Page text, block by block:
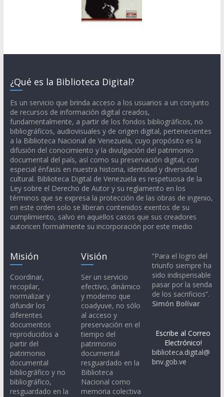
¿Qué es la Biblioteca Digital?
Es un servicio que brinda acceso a los usuarios a un conjunto
de recursos de información digital creados,
fundamentalmente, a partir de los fondos bibliográficos, no
bibliográficos, audiovisuales y de origen digital, pertenecientes
a la Biblioteca Nacional de Venezuela, cuyo propósito es la
difusión del conocimiento y la divulgación del patrimonio
documental del país, así como su preservación digital, con
especial énfasis en nuestra historia, identidad y diversidad
cultural. Biblioteca Digital de Venezuela es respetuosa de la
Ley sobre el Derecho de Autor y su reglamento en los
términos que se expresa la protección de las obras de ingenio,
en este orden solo se liberan contenidos exentos de su
cumplimiento, salvo en aquellos casos que sus creadores
autoricen formalmente su incorporación por este medio
Misión
Coordinar,
recopilar,
normalizar y
difundir los
diferentes
documentos
reproducidos a
partir del
patrimonio
documental
bibliográfico y no
bibliográfico,
resguardado en la
Visión
Ser un servicio
efectivo, dinámico
y moderno que
coadyuve, no sólo
al acceso y
preservación en el
tiempo del
patrimonio
documental
resguardado en la
Biblioteca
Nacional como
memoria colectiva
“Para el logro del
triunfo siempre ha
sido indispensable
pasar por la senda
de los sacrificios”.
Simón Bolívar
Escribe al Correo
Electrónico!
biblioteca.digital@
bnv.gob.ve